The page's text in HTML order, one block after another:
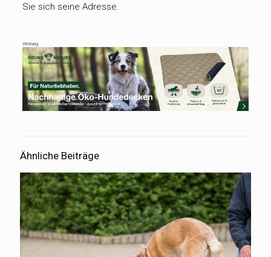
Sie sich seine Adresse.
Werbung
Ähnliche Beiträge